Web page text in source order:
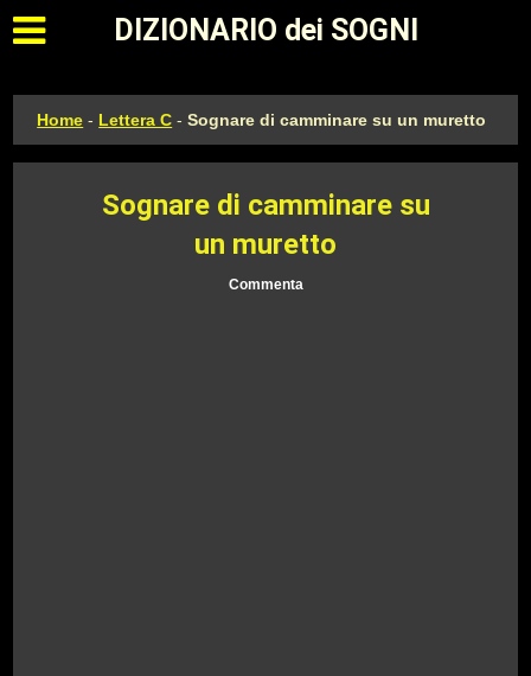
Apri il menu principale
DIZIONARIO dei SOGNI
Home - Lettera C -Sognare di camminare su un muretto
Sognare di camminare su
un muretto
Commenta